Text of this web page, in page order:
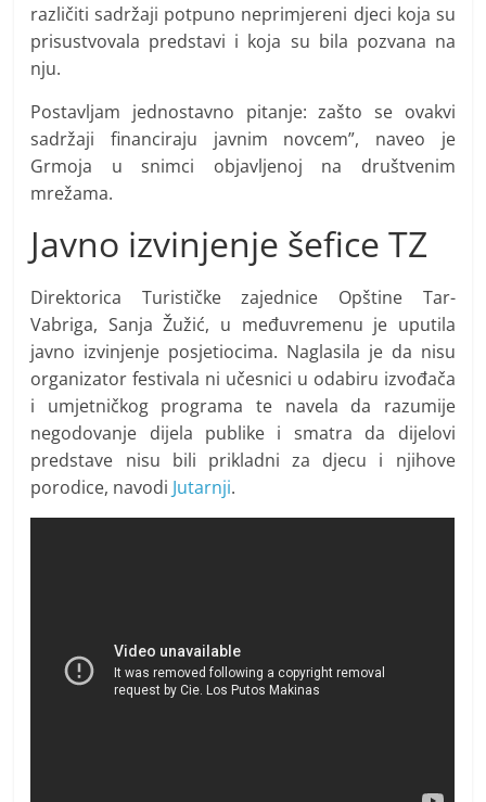
različiti sadržaji potpuno neprimjereni djeci koja su
prisustvovala predstavi i koja su bila pozvana na
nju.
Postavljam jednostavno pitanje: zašto se ovakvi
sadržaji financiraju javnim novcem”, naveo je
Grmoja u snimci objavljenoj na društvenim
mrežama.
Javno izvinjenje šefice TZ
Direktorica Turističke zajednice Opštine Tar-
Vabriga, Sanja Žužić, u međuvremenu je uputila
javno izvinjenje posjetiocima. Naglasila je da nisu
organizator festivala ni učesnici u odabiru izvođača
i umjetničkog programa te navela da razumije
negodovanje dijela publike i smatra da dijelovi
predstave nisu bili prikladni za djecu i njihove
porodice, navodi Jutarnji.